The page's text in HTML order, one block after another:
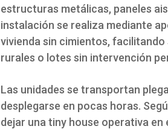
estructuras metálicas, paneles
instalación se realiza mediante
vivienda sin cimientos,
rurales o lotes sin intervención
Las unidades se transportan
desplegarse en pocas horas.
dejar una tiny house operativa